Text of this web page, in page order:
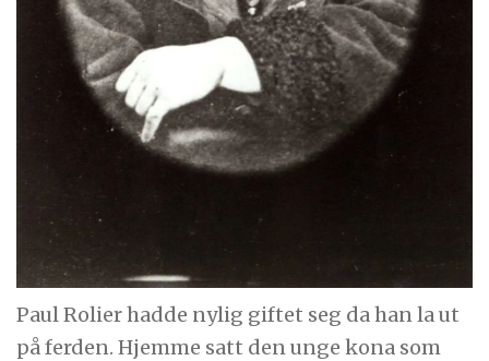
Paul Rolier hadde nylig giftet seg da han la ut
på ferden. Hjemme satt den unge kona som